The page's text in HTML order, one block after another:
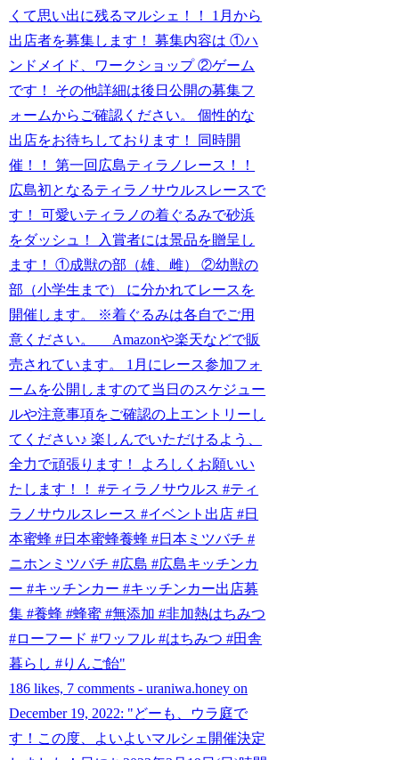
くて思い出に残るマルシェ！！ 1月から
出店者を募集します！ 募集内容は ①ハ
ンドメイド、ワークショップ ②ゲーム
です！ その他詳細は後日公開の募集フ
ォームからご確認ください。 個性的な
出店をお待ちしております！ 同時開
催！！ 第一回広島ティラノレース！！
広島初となるティラノサウルスレースで
す！ 可愛いティラノの着ぐるみで砂浜
をダッシュ！ 入賞者には景品を贈呈し
ます！ ①成獣の部（雄、雌） ②幼獣の
部（小学生まで） に分かれてレースを
開催します。 ※着ぐるみは各自でご用
意ください。 Amazonや楽天などで販
売されています。 1月にレース参加フォ
ームを公開しますのて当日のスケジュー
ルや注意事項をご確認の上エントリーし
てください♪ 楽しんでいただけるよう、
全力で頑張ります！ よろしくお願いい
たします！！ #ティラノサウルス #ティ
ラノサウルスレース #イベント出店 #日
本蜜蜂 #日本蜜蜂養蜂 #日本ミツバチ #
ニホンミツバチ #広島 #広島キッチンカ
ー #キッチンカー #キッチンカー出店募
集 #養蜂 #蜂蜜 #無添加 #非加熱はちみつ
#ローフード #ワッフル #はちみつ #田舎
暮らし #りんご飴"
186 likes, 7 comments - uraniwa.honey on
December 19, 2022: "どーも、ウラ庭で
す！この度、よいよいマルシェ開催決定